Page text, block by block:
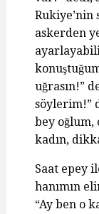
Rukiye’nin
askerden
uğrasın!”
söylerim!”
bey oğlum,
kadın,
Saat epey
hanımın
“Ay ben o